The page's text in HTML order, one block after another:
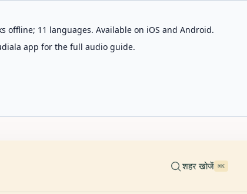
offline; 11 languages. Available on iOS and Android.
app for the full audio guide.
शहर खोजें ⌘K